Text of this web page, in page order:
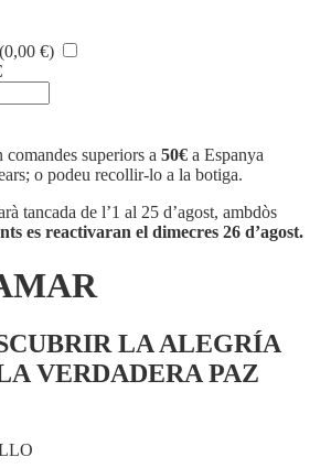
0,00 €)
comandes superiors a 50€ a Espanya
o podeu recollir-lo a la botiga.
tancada de l’1 al 25 d’agost, ambdòs
es reactivaran el dimecres 26 d’agost.
LA ALEGRÍA
VERDADERA PAZ